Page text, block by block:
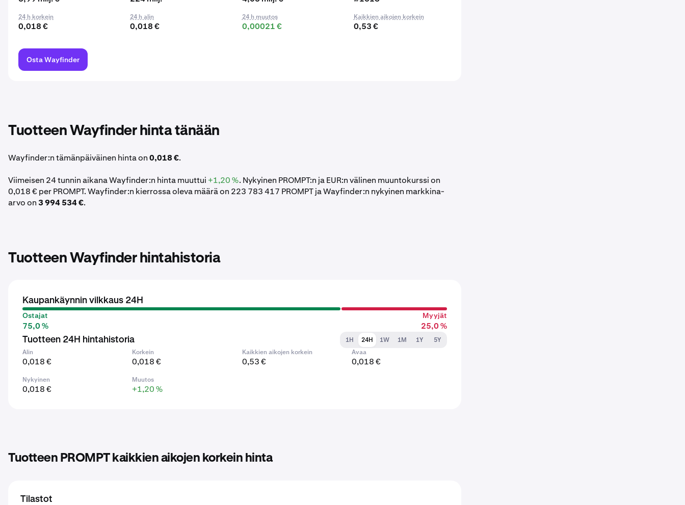
24 h korkein
0,018 €
24 h alin
0,018 €
24 h muutos
0,00021 €
Kaikkien aikojen korkein
0,53 €
Osta Wayfinder
Tuotteen Wayfinder hinta tänään
Wayfinder:n tämänpäiväinen hinta on0,018 €.
Viimeisen 24 tunnin aikana Wayfinder:n hinta muuttui +1,20 %. Nykyinen PROMPT:n ja EUR:n välinen muuntokurssi on
0,018 € per PROMPT. Wayfinder:n kierrossa oleva määrä on 223 783 417 PROMPT ja Wayfinder:n nykyinen markkina-
arvo on 3 994 534 €.
Tuotteen Wayfinder hintahistoria
Kaupankäynnin vilkkaus 24H
Ostajat
75,0 %
Myyjät
25,0 %
Tuotteen 24H hintahistoria 1H 24H 1W 1M 1Y
5Y
Alin
0,018 €
Korkein
0,018 €
Kaikkien aikojen korkein
0,53 €
Avaa
0,018 €
Nykyinen
0,018 €
Muutos
+1,20 %
Tuotteen PROMPT kaikkien aikojen korkein hinta
Tilastot